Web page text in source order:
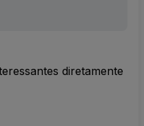
diretamente